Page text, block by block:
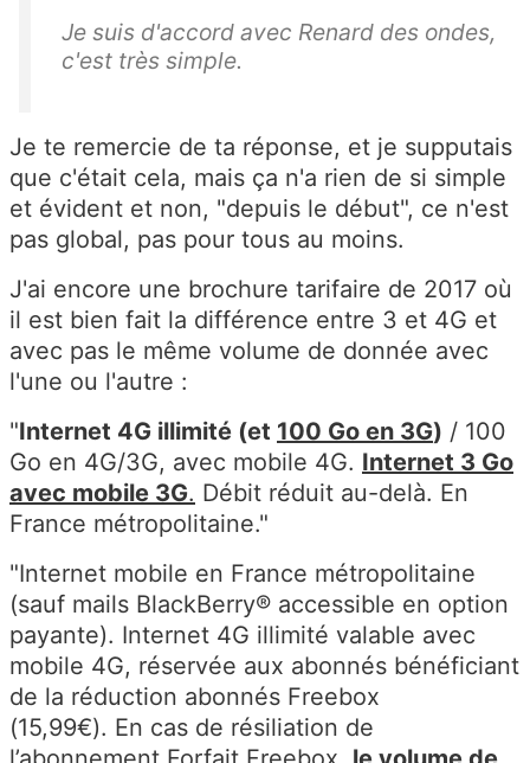
Je suis d'accord avec Renard des ondes,
c'est très simple.
Je te remercie de ta réponse, et je supputais
que c'était cela, mais ça n'a rien de si simple
et évident et non, "depuis le début", ce n'est
pas global, pas pour tous au moins.
J'ai encore une brochure tarifaire de 2017 où
il est bien fait la différence entre 3 et 4G et
avec pas le même volume de donnée avec
l'une ou l'autre :
"Internet 4G illimité (et 100 Go en 3G) / 100
Go en 4G/3G, avec mobile 4G. Internet 3 Go
avec mobile 3G. Débit réduit au-delà. En
France métropolitaine."
"Internet mobile en France métropolitaine
(sauf mails BlackBerry® accessible en option
payante). Internet 4G illimité valable avec
mobile 4G, réservée aux abonnés bénéficiant
de la réduction abonnés Freebox
(15,99€). En cas de résiliation de